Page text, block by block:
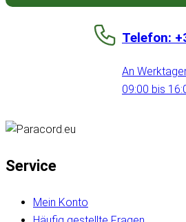
Telefon:
An
09:00 bis
Service
Mein Konto